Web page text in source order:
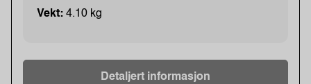
Vekt: 4.10 kg
Detaljert informasjon